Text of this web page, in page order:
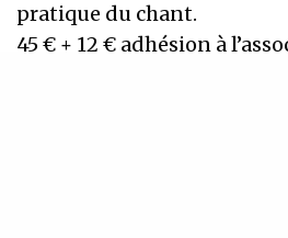
pratique du chant.
45 € + 12 € adhésion à